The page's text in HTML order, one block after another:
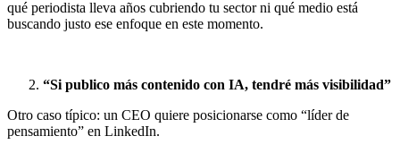
qué periodista lleva años cubriendo tu sector ni qué medio está
buscando justo ese enfoque en este momento.
“Si publico más contenido con IA, tendré más visibilidad”
Otro caso típico: un CEO quiere posicionarse como “líder de
pensamiento” en LinkedIn.